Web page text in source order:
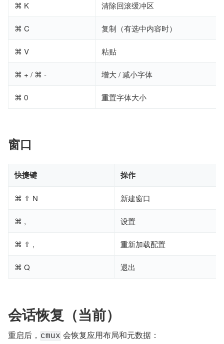
⌘ K 清除回滚缓冲区
⌘ C 复制（有选中内容时）
⌘ V 粘贴
⌘ + / ⌘ - 增大 / 减小字体
⌘ 0 重置字体大小
窗口
快捷键 操作
⌘ ⇧ N 新建窗口
⌘ , 设置
⌘ ⇧ , 重新加载配置
⌘ Q 退出
会话恢复（当前）
重启后， cmux 会恢复应用布局和元数据：